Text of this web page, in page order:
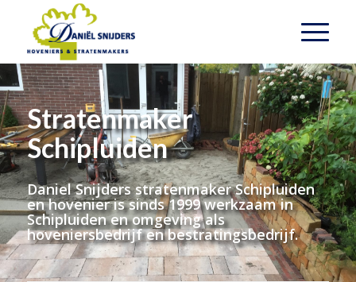
Stratenmaker
Schipluiden
Daniel Snijders stratenmaker Schipluiden
en hovenier is sinds 1999 werkzaam in
Schipluiden en omgeving als
hoveniersbedrijf en bestratingsbedrijf.